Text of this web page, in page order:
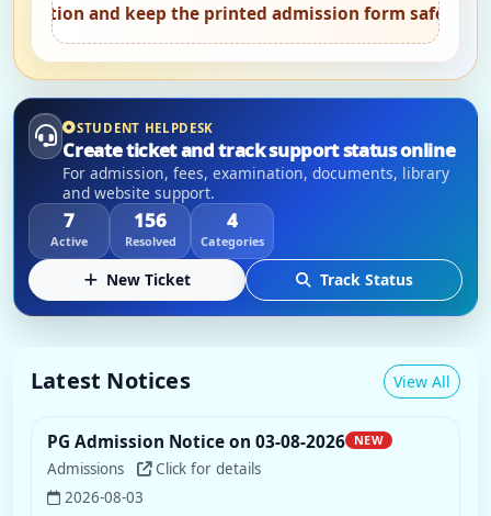
keep the printed admission form safely.• Attend
STUDENT HELPDESK
Create ticket and track support status online
For admission, fees, examination, documents, library
and website support.
7
Active
156
Resolved
4
Categories
New Ticket Track Status
Latest Notices View All
PG Admission Notice on 03-08-2026 NEW
Admissions
Click for details
2026-08-03